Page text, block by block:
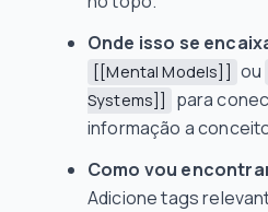
Onde isso se
[[Mental Models]] ou
Systems]]
para
informação a
Como vou
Adicione tags